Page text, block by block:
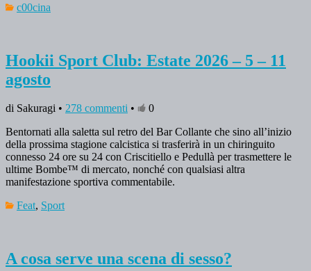
c00cina
Hookii Sport Club: Estate 2026 – 5 – 11
agosto
di Sakuragi • 278 commenti •
0
Bentornati alla saletta sul retro del Bar Collante che sino all’inizio
della prossima stagione calcistica si trasferirà in un chiringuito
connesso 24 ore su 24 con Criscitiello e Pedullà per trasmettere le
ultime Bombe™ di mercato, nonché con qualsiasi altra
manifestazione sportiva commentabile.
Feat, Sport
A cosa serve una scena di sesso?